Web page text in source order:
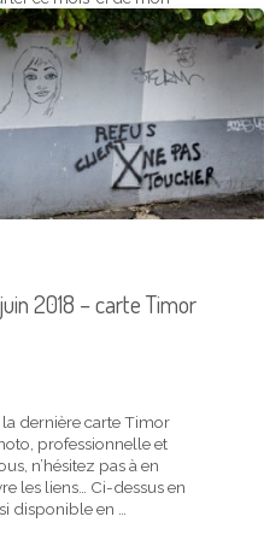
d’autant que la voici
peu tout ce qui n’est pas
…
2020 – carte
2018 – carte Timor
la dernière carte Timor
professionnelle et
n’hésitez pas à en
les liens… Ci-dessus en
disponible en …